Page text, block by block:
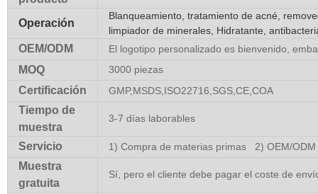
Operación
Blanqueamiento, tratamiento de acné,
limpiador de minerales, Hidratante,
OEM/ODM El logotipo personalizado es bienvenido,
MOQ 3000 piezas
Certificación GMP,MSDS,ISO22716,SGS,CE,COA
Tiempo de
muestra
3-7 días laborables
Servicio 1) Compra de materias primas 2) OEM/ODM
Muestra
gratuita
Sí, pero el cliente debe pagar el coste de